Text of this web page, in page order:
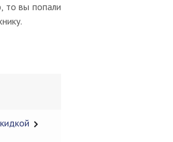
то вы попали